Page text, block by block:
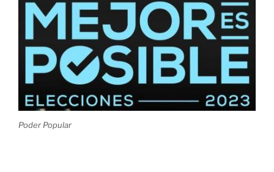
Poder Popular